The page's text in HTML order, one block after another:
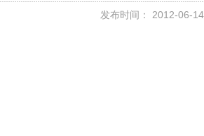
发布时间： 2012-06-